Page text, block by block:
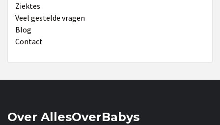
Ziektes
Veel gestelde vragen
Blog
Contact
Over AllesOverBabys